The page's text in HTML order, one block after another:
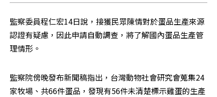
監察委員程仁宏14日說，接獲民眾陳情對於蛋品生產來源
認證有疑慮，因此申請自動調查，將了解國內蛋品生產管
理情形。
監察院傍晚發布新聞稿指出，台灣動物社會研究會蒐集24
家牧場、共66件蛋品，發現有56件未清楚標示雞蛋的生產